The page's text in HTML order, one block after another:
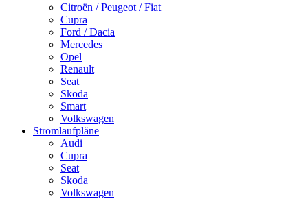
Citroën / Peugeot / Fiat
Cupra
Ford / Dacia
Mercedes
Opel
Renault
Seat
Skoda
Smart
Volkswagen
Stromlaufpläne
Audi
Cupra
Seat
Skoda
Volkswagen